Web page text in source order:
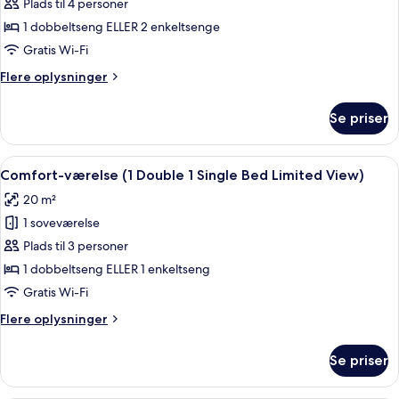
Comfort-
værelse
(1
Bed
Bed
Limited
View)
Plads til 4 personer
1 dobbeltseng ELLER 2 enkeltsenge
Gratis Wi-Fi
Flere oplysninger
Flere
værelse
(1
Double
Twin
Bed
Limited
View)
Se priser
Indlæs
alle
billeder
af
Comfort-
værelse
(1
1
Limited
Comfort-værelse (1 Double 1 Single
5
Comfort-værelse (1 Double 1 Single Bed Limited View)
20 m²
1 soveværelse
Plads til 3 personer
1 dobbeltseng ELLER 1 enkeltseng
Gratis Wi-Fi
Flere oplysninger
Flere
værelse
Se priser